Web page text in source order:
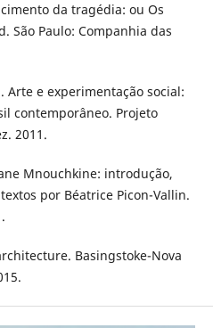
da tragédia: ou Os
São Paulo: Companhia das
Arte e experimentação social:
contemporâneo. Projeto
2011.
Mnouchkine: introdução,
por Béatrice Picon-Vallin.
Basingstoke-Nova